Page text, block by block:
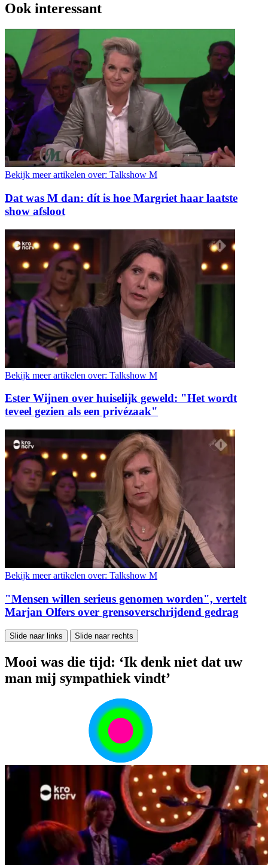
Ook interessant
Bekijk meer artikelen over: Talkshow M
Dat was M dan: dít is hoe Margriet haar laatste
show afsloot
Bekijk meer artikelen over: Talkshow M
Ester Wijnen over huiselijk geweld: "Het wordt
teveel gezien als een privézaak"
Bekijk meer artikelen over: Talkshow M
"Mensen willen serieus genomen worden", vertelt
Marjan Olfers over grensoverschrijdend gedrag
Slide naar links Slide naar rechts
Mooi was die tijd: ‘Ik denk niet dat uw
man mij sympathiek vindt’